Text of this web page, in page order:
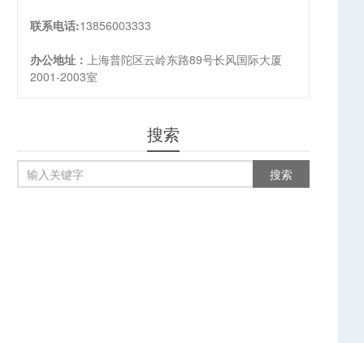
联系电话:13856003333
办公地址： 上海普陀区云岭东路89号长风国际大厦
2001-2003室
搜索